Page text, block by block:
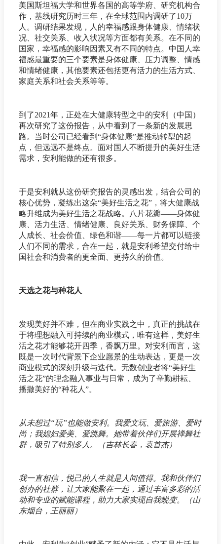
美国斯坦福大学和世界各国的高等学府、研究机构合
作，基线研究历时三年，在全球范围内调研了10万
人。调研结果发现，人的幸福感跟身体健康、情绪状
况、社交关系、收入状况等方面都有关系。在不同的
国家，幸福感的影响因素又有不同的特点。中国人幸
福感最重要的三个要素是身体健康、压力调整、情感
和情绪健康，其他要素还包括更有活力的生活方式、
家庭关系和社会关系等等。
到了2021年，正处在大健康转型之中的安利（中国）
再次研究了这份报告，从中看到了一条新的发展思
路。当时公司已经看到“身体健康”是推动转型的起
点，但远远不是终点。面对国人不断提升的美好生活
需求，安利能做的还有很多。
于是安利就从这份研究报告的灵感出发，结合公司的
核心优势，凝练出这朵“美好生活之花”，将大健康战
略升维成为美好生活之花战略。八片花瓣——身体健
康、活力生活、情绪健康、良好关系、财务保障、个
人成长、社会价值、绿色和谐——每一片都可以链接
人们不同的需求，合在一起，就是安利希望交付给中
国社会和消费者的更全面、更持久的价值。
天选之花与种花人
发现美好并不难，但在商业实践之中，真正的挑战在
于将理想融入可持续的商业模式，唯有这样，美好生
活之花才能够花开四季，香飘万里。对安利而言，这
既是一次时代背景下企业愿景的生动表达，更是一次
商业模式的深刻升级与迭代。无数创业者将“美好生
活之花”的理念融入事业与日常，成为了辛勤耕耘、
播撒美好的“种花人”。
从未想过“玩”也能做安利。我爱文玩、爱旅游、爱时
尚；我媳妇爱美、爱跳舞。她带着伙伴们开展禅舞社
群，吸引了特别多人。（吉林长春，袁首杰）
我一直相信，悦己的人生就是人间值得。我和伙伴们
创办的社群，让大家能聚在一起，通过丰富多彩的活
动和专业的赋能课程，助力大家实现自我蜕变。（山
东烟台，王丽丽）